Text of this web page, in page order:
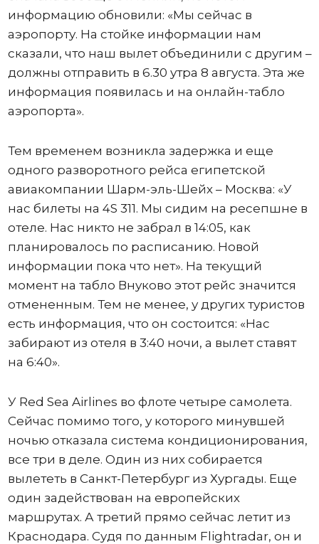
информацию обновили: «Мы сейчас в
аэропорту. На стойке информации нам
сказали, что наш вылет объединили с другим –
должны отправить в 6.30 утра 8 августа. Эта же
информация появилась и на онлайн-табло
аэропорта».
Тем временем возникла задержка и еще
одного разворотного рейса египетской
авиакомпании Шарм-эль-Шейх – Москва: «У
нас билеты на 4S 311. Мы сидим на ресепшне в
отеле. Нас никто не забрал в 14:05, как
планировалось по расписанию. Новой
информации пока что нет». На текущий
момент на табло Внуково этот рейс значится
отмененным. Тем не менее, у других туристов
есть информация, что он состоится: «Нас
забирают из отеля в 3:40 ночи, а вылет ставят
на 6:40».
У Red Sea Airlines во флоте четыре самолета.
Сейчас помимо того, у которого минувшей
ночью отказала система кондиционирования,
все три в деле. Один из них собирается
вылететь в Санкт-Петербург из Хургады. Еще
один задействован на европейских
маршрутах. А третий прямо сейчас летит из
Краснодара. Судя по данным Flightradar, он и